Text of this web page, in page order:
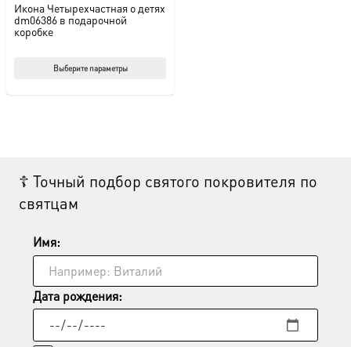
Икона Четырехчастная о детях
dm06386 в подарочной
коробке
Выберите параметры
можно
товара.
☦ Точный подбор святого покровителя по
святцам
Имя:
Дата рождения: